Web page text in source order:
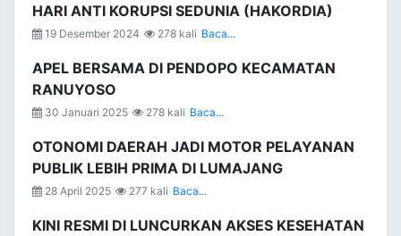
HARI ANTI KORUPSI SEDUNIA (HAKORDIA)
19 Desember 2024 278 kali Baca...
APEL BERSAMA DI PENDOPO KECAMATAN
RANUYOSO
30 Januari 2025 278 kali Baca...
OTONOMI DAERAH JADI MOTOR PELAYANAN
PUBLIK LEBIH PRIMA DI LUMAJANG
28 April 2025 277 kali Baca...
KINI RESMI DI LUNCURKAN AKSES KESEHATAN